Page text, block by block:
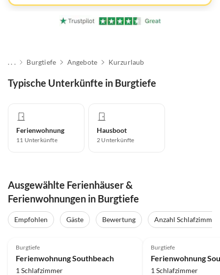
. . . Burgtiefe Angebote Kurzurlaub
Typische Unterkünfte in Burgtiefe
Ferienwohnung
11 Unterkünfte
Hausboot
2 Unterkünfte
Ausgewählte Ferienhäuser &
Ferienwohnungen in Burgtiefe
Empfohlen Gäste Bewertung Anzahl Schlafzimmer
Burgtiefe
Ferienwohnung Southbeach
1 Schlafzimmer
Burgtiefe
Ferienwohnung
1 Schlafzimmer